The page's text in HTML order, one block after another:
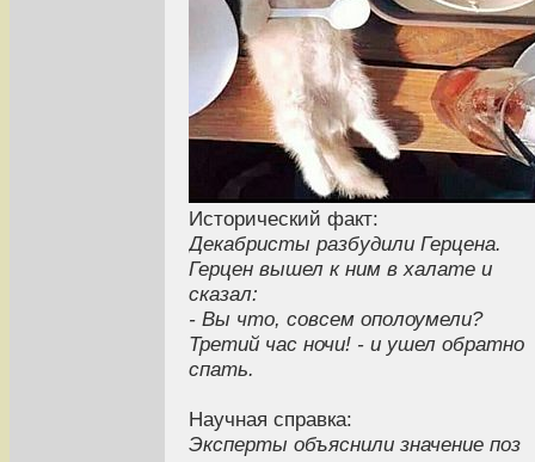
Исторический факт:
Декабристы разбудили Герцена.
Герцен вышел к ним в халате и
сказал:
- Вы что, совсем ополоумели?
Третий час ночи! - и ушел обратно
спать.
Научная справка:
Эксперты объяснили значение поз